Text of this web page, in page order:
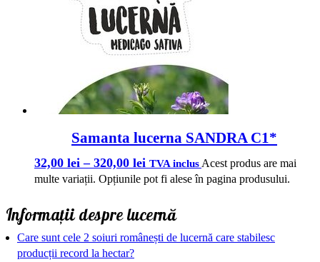
Samanta lucerna SANDRA C1*
32,00 lei – 320,00 lei TVA inclus Acest produs are mai
multe variații. Opțiunile pot fi alese în pagina produsului.
Informații despre lucernă
Care sunt cele 2 soiuri românești de lucernă care stabilesc
producții record la hectar?